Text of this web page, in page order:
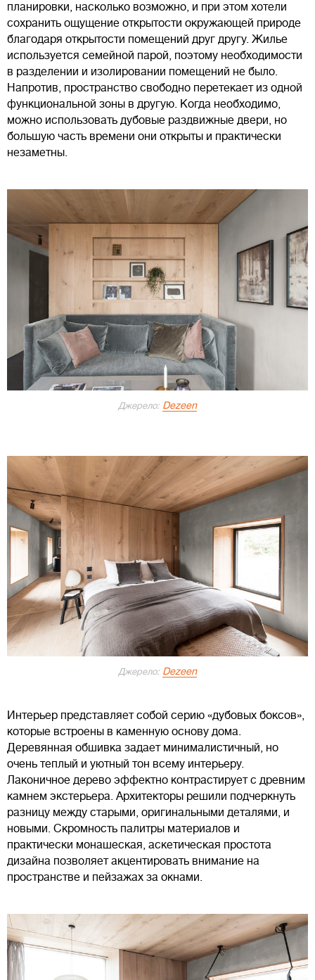
планировки, насколько возможно, и при этом хотели
сохранить ощущение открытости окружающей природе
благодаря открытости помещений друг другу. Жилье
используется семейной парой, поэтому необходимости
в разделении и изолировании помещений не было.
Напротив, пространство свободно перетекает из одной
функциональной зоны в другую. Когда необходимо,
можно использовать дубовые раздвижные двери, но
большую часть времени они открыты и практически
незаметны.
Джерело: Dezeen
Джерело: Dezeen
Интерьер представляет собой серию «дубовых боксов»,
которые встроены в каменную основу дома.
Деревянная обшивка задает минималистичный, но
очень теплый и уютный тон всему интерьеру.
Лаконичное дерево эффектно контрастирует с древним
камнем экстерьера. Архитекторы решили подчеркнуть
разницу между старыми, оригинальными деталями, и
новыми. Скромность палитры материалов и
практически монашеская, аскетическая простота
дизайна позволяет акцентировать внимание на
пространстве и пейзажах за окнами.